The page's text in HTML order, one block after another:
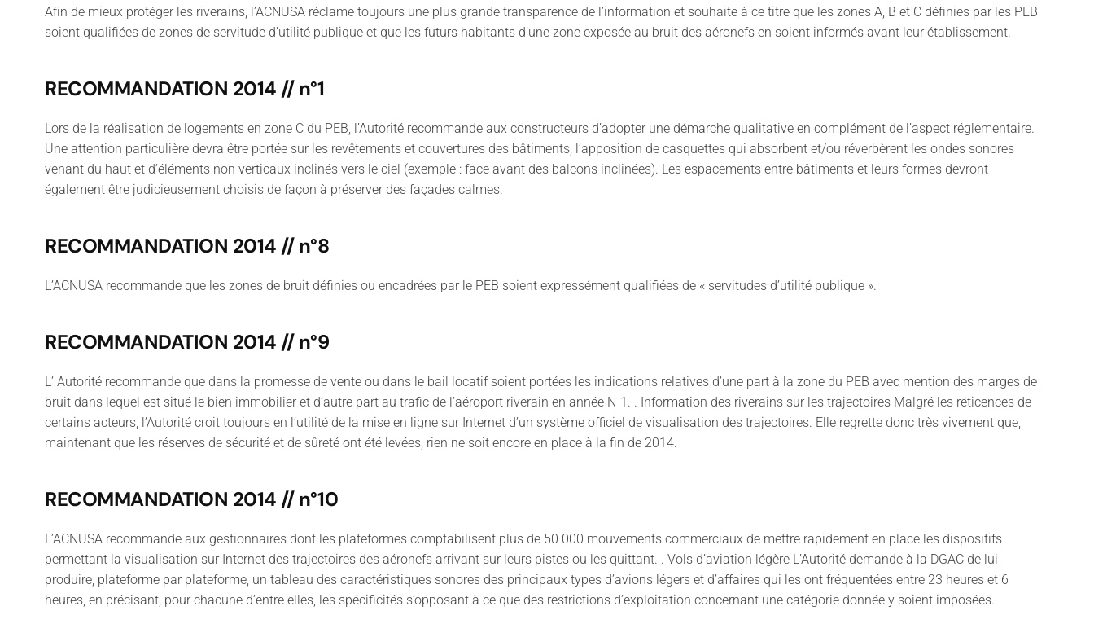
Afin de mieux protéger les riverains, l’ACNUSA réclame toujours une plus grande transparence de l’information et souhaite à ce titre que les zones A, B et C définies par les PEB
soient qualifiées de zones de servitude d’utilité publique et que les futurs habitants d’une zone exposée au bruit des aéronefs en soient informés avant leur établissement.
RECOMMANDATION 2014 // n°1
Lors de la réalisation de logements en zone C du PEB, l’Autorité recommande aux constructeurs d’adopter une démarche qualitative en complément de l’aspect réglementaire.
Une attention particulière devra être portée sur les revêtements et couvertures des bâtiments, l’apposition de casquettes qui absorbent et/ou réverbèrent les ondes sonores
venant du haut et d’éléments non verticaux inclinés vers le ciel (exemple : face avant des balcons inclinées). Les espacements entre bâtiments et leurs formes devront
également être judicieusement choisis de façon à préserver des façades calmes.
RECOMMANDATION 2014 // n°8
L’ACNUSA recommande que les zones de bruit définies ou encadrées par le PEB soient expressément qualifiées de « servitudes d’utilité publique ».
RECOMMANDATION 2014 // n°9
L’ Autorité recommande que dans la promesse de vente ou dans le bail locatif soient portées les indications relatives d’une part à la zone du PEB avec mention des marges de
bruit dans lequel est situé le bien immobilier et d’autre part au trafic de l’aéroport riverain en année N-1. . Information des riverains sur les trajectoires Malgré les réticences de
certains acteurs, l’Autorité croit toujours en l’utilité de la mise en ligne sur Internet d’un système officiel de visualisation des trajectoires. Elle regrette donc très vivement que,
maintenant que les réserves de sécurité et de sûreté ont été levées, rien ne soit encore en place à la fin de 2014.
RECOMMANDATION 2014 // n°10
L’ACNUSA recommande aux gestionnaires dont les plateformes comptabilisent plus de 50 000 mouvements commerciaux de mettre rapidement en place les dispositifs
permettant la visualisation sur Internet des trajectoires des aéronefs arrivant sur leurs pistes ou les quittant. . Vols d’aviation légère L’Autorité demande à la DGAC de lui
produire, plateforme par plateforme, un tableau des caractéristiques sonores des principaux types d’avions légers et d’affaires qui les ont fréquentées entre 23 heures et 6
heures, en précisant, pour chacune d’entre elles, les spécificités s’opposant à ce que des restrictions d’exploitation concernant une catégorie donnée y soient imposées.